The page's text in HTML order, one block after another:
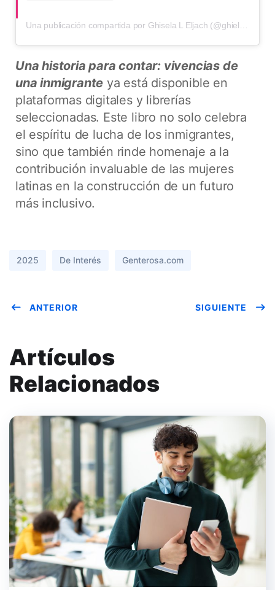
Una historia para contar: vivencias de
una inmigrante ya está disponible en
plataformas digitales y librerías
seleccionadas. Este libro no solo celebra
el espíritu de lucha de los inmigrantes,
sino que también rinde homenaje a la
contribución invaluable de las mujeres
latinas en la construcción de un futuro
más inclusivo.
2025 De Interés Genterosa.com
ANTERIOR SIGUIENTE
Artículos
Relacionados